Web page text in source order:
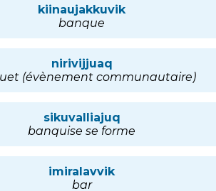
kiinaujakkuvik
banque
nirivijjuaq
(évènement communautaire)
sikuvalliajuq
banquise se forme
imiralavvik
bar